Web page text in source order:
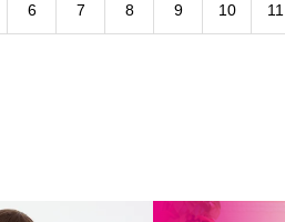
6 7 8 9 10 11